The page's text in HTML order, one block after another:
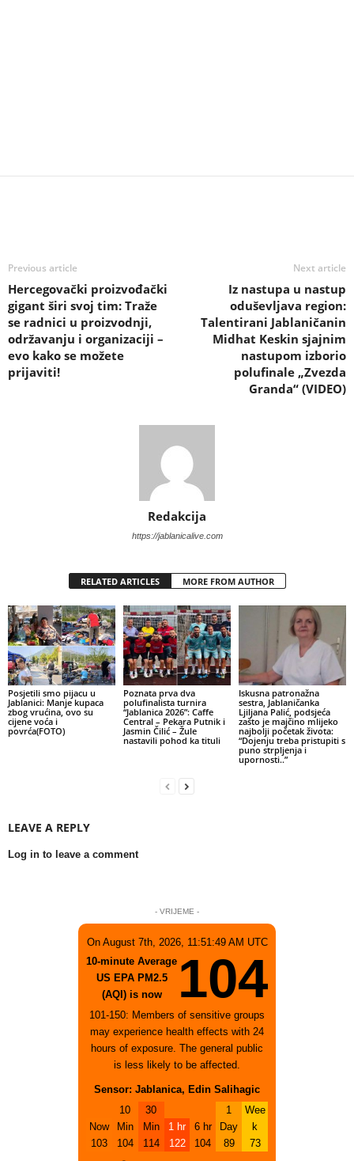
Previous article
Hercegovački proizvođački
gigant širi svoj tim: Traže
se radnici u proizvodnji,
održavanju i organizaciji –
evo kako se možete
prijaviti!
Next article
Iz nastupa u nastup
oduševljava region:
Talentirani Jablaničanin
Midhat Keskin sjajnim
nastupom izborio
polufinale „Zvezda
Granda“ (VIDEO)
Redakcija
https://jablanicalive.com
RELATED ARTICLES MORE FROM AUTHOR
Posjetili smo pijacu u
Jablanici: Manje kupaca
zbog vrućina, ovo su
cijene voća i
povrća(FOTO)
Poznata prva dva
polufinalista turnira
“Jablanica 2026”: Caffe
Central – Pekara Putnik i
Jasmin Čilić – Žule
nastavili pohod ka tituli
Iskusna patronažna
sestra, Jablaničanka
Ljiljana Palić, podsjeća
zašto je majčino mlijeko
najbolji početak života:
“Dojenju treba pristupiti s
puno strpljenja i
upornosti..”
LEAVE A REPLY
Log in to leave a comment
- VRIJEME -
On August 7th, 2026, 11:51:49 AM UTC
10-minute Average
US EPA PM2.5
(AQI) is now
104
101-150: Members of sensitive groups
may experience health effects with 24
hours of exposure. The general public
is less likely to be affected.
Sensor: Jablanica, Edin Salihagic
Now
103
10
Min
104
30
Min
114
1 hr
122
6 hr
104
1
Day
89
Wee
k
73